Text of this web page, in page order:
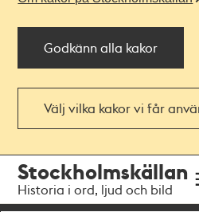
Godkänn alla kakor
Välj vilka kakor vi får
navigationen
huvudinnehållet
Stockholmskällan
Historia i ord, ljud och bild